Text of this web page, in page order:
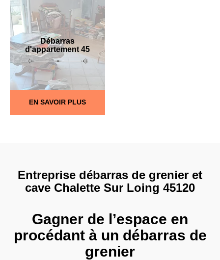
Débarras
d'appartement 45
EN SAVOIR PLUS
Entreprise débarras de grenier et
cave Chalette Sur Loing 45120
Gagner de l’espace en
procédant à un débarras de
grenier